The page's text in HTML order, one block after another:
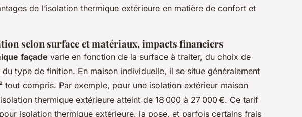
de l’isolation thermique extérieure en matière de confort et
selon surface et matériaux, impacts financiers
façade varie en fonction de la surface à traiter, du choix de
du type de finition. En maison individuelle, il se situe généralement
tout compris. Par exemple, pour une isolation extérieur maison
thermique extérieure atteint de 18 000 à 27 000 €. Ce tarif
isolation thermique extérieure, la pose, et parfois certains frais